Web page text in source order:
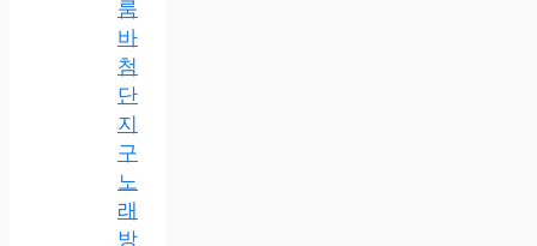
룸
바
첨
단
지
구
노
래
방